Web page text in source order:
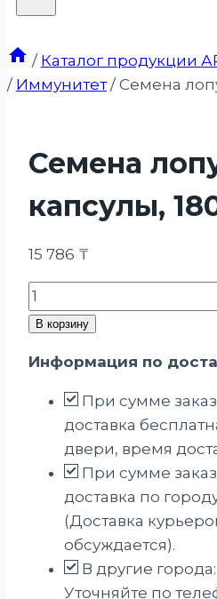
/ Каталог продукции
/ Иммунитет / Семена
Семена
капсулы,
15 786 ₸
Количество
товара
лопуха,
капсулы,
В корзину
Информация по
При сумме
доставка
двери, время
При сумме
доставка по
(Доставка
обсуждается).
В другие города:
Уточняйте по